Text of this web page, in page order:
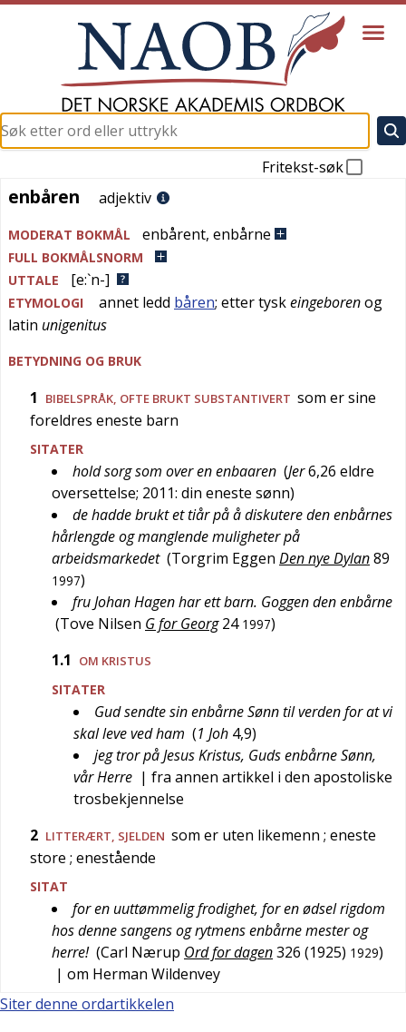
Fritekst-søk
enbåren
enbåren adjektiv
MODERAT BOKMÅL enbårent, enbårne
FULL BOKMÅLSNORM
UTTALE
[e:`n-]
ETYMOLOGI annet ledd båren; ettertyskeingeborenog
latin unigenitus
BETYDNING OG BRUK
1 BIBELSPRÅK, OFTE BRUKT SUBSTANTIVERT som er sine
foreldres eneste barn
SITATER
hold sorg som over en enbaaren (Jer6,26 eldre
oversettelse; 2011: din eneste sønn)
de hadde brukt et tiår på å diskutere den enbårnes
hårlengde og manglende muligheter på
arbeidsmarkedet (Torgrim Eggen Den nye Dylan89
1997)
fru Johan Hagen har ett barn. Goggen den enbårne
(Tove Nilsen G for Georg 24 1997)
1.1
OM KRISTUS
SITATER
Gud sendte sin enbårne Sønn til verden for at vi
skal leve ved ham (1 Joh 4,9)
jeg tror på Jesus Kristus, Guds enbårne Sønn,
vår Herre | fra annen artikkel i den apostoliske
trosbekjennelse
2 LITTERÆRT, SJELDEN som er uten likemenn ; eneste
store ; enestående
SITAT
for en uuttømmelig frodighet, for en ødsel rigdom
hos denne sangens og rytmens enbårne mester og
herre! (Carl Nærup Ord for dagen326 (1925) 1929)
| om Herman Wildenvey
Siter denne ordartikkelen